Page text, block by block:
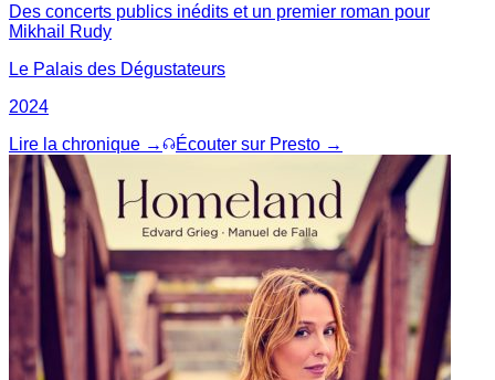
Des concerts publics inédits et un premier roman pour
Mikhail Rudy
Le Palais des Dégustateurs
2024
Lire la chronique →
Écouter sur Presto →